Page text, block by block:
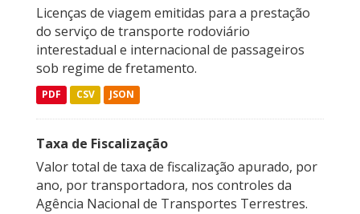
Licenças de viagem emitidas para a prestação
do serviço de transporte rodoviário
interestadual e internacional de passageiros
sob regime de fretamento.
PDF CSV JSON
Taxa de Fiscalização
Valor total de taxa de fiscalização apurado, por
ano, por transportadora, nos controles da
Agência Nacional de Transportes Terrestres.